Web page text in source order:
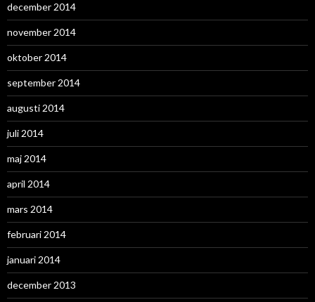
december 2014
november 2014
oktober 2014
september 2014
augusti 2014
juli 2014
maj 2014
april 2014
mars 2014
februari 2014
januari 2014
december 2013